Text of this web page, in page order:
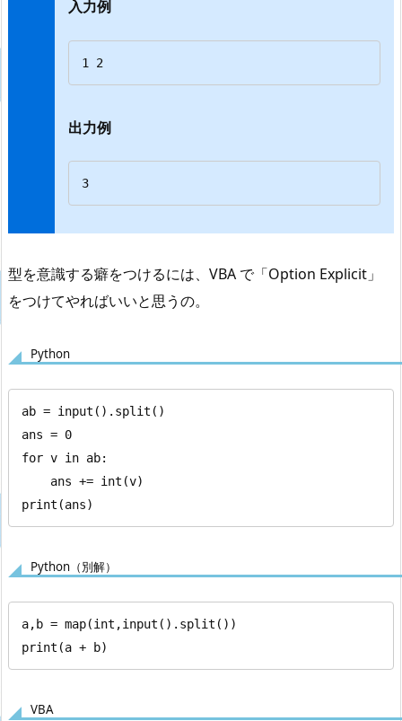
入力例
1 2
出力例
3
型を意識する癖をつけるには、VBA で「Option Explicit」
をつけてやればいいと思うの。
Python
ab = input().split()
ans = 0
for v in ab:
print(ans)
Python（別解）
a,b = map(int,input().split())
print(a + b)
VBA